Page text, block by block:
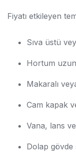
Fiyatı etkileyen
Sıva üstü
Hortum
Makaralı
Cam kapak
Vana, lans
Dolap gövde